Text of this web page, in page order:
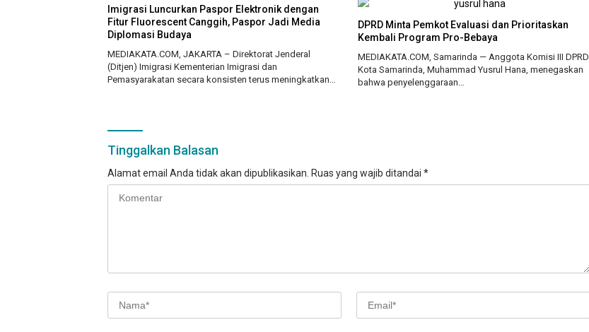
Imigrasi Luncurkan Paspor Elektronik dengan
Fitur Fluorescent Canggih, Paspor Jadi Media
Diplomasi Budaya
MEDIAKATA.COM, JAKARTA – Direktorat Jenderal
(Ditjen) Imigrasi Kementerian Imigrasi dan
Pemasyarakatan secara konsisten terus meningkatkan…
DPRD Minta Pemkot Evaluasi dan Prioritaskan
Kembali Program Pro-Bebaya
MEDIAKATA.COM, Samarinda — Anggota Komisi III DPRD
Kota Samarinda, Muhammad Yusrul Hana, menegaskan
bahwa penyelenggaraan…
Tinggalkan Balasan
Alamat email Anda tidak akan dipublikasikan. Ruas yang wajib ditandai *